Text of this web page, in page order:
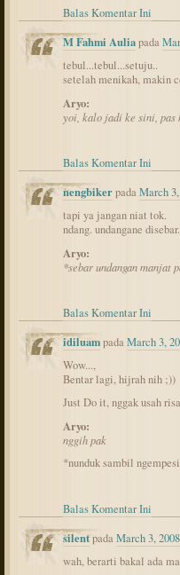
Balas Komentar Ini
M Fahmi Auliapada
tebul...tebul...setuju..
setelah menikah, makin
Aryo:
yoi, kalo jadi ke sini, pas
Balas Komentar Ini
nengbikerpadaMarch
tapi ya jangan niat tok.
ndang. undangane disebar.
Aryo:
*sebar undangan manjat
Balas Komentar Ini
idiluampadaMarch 3,
Wow...,
Bentar lagi, hijrah nih ;))
Just Do it, nggak usah
Aryo:
nggih pak
*nunduk sambil
Balas Komentar Ini
silentpadaMarch 3,
wah, berarti bakal ada